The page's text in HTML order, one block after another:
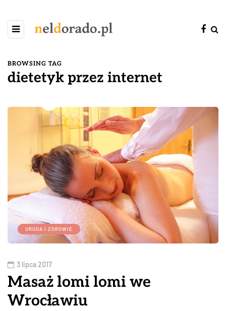
BROWSING TAG
dietetyk przez internet
URODA I ZDROWIE
3 lipca 2017
Masaż lomi lomi we
Wrocławiu